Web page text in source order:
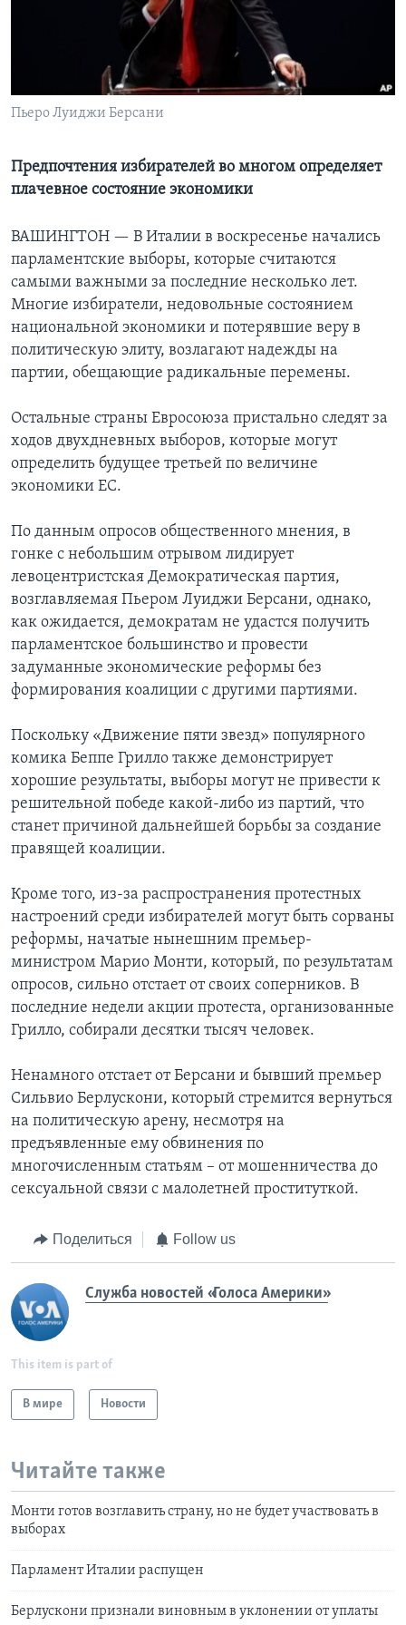
СОЦИАЛЬНЫЕ СЕТИ
Языки
Пьеро Луиджи Берсани
Предпочтения избирателей во многом определяет
плачевное состояние экономики
ВАШИНГТОН — В Италии в воскресенье начались
парламентские выборы, которые считаются
самыми важными за последние несколько лет.
Многие избиратели, недовольные состоянием
национальной экономики и потерявшие веру в
политическую элиту, возлагают надежды на
партии, обещающие радикальные перемены.
Остальные страны Евросоюза пристально следят за
ходов двухдневных выборов, которые могут
определить будущее третьей по величине
экономики ЕС.
По данным опросов общественного мнения, в
гонке с небольшим отрывом лидирует
левоцентристская Демократическая партия,
возглавляемая Пьером Луиджи Берсани, однако,
как ожидается, демократам не удастся получить
парламентское большинство и провести
задуманные экономические реформы без
формирования коалиции с другими партиями.
Поскольку «Движение пяти звезд» популярного
комика Беппе Грилло также демонстрирует
хорошие результаты, выборы могут не привести к
решительной победе какой-либо из партий, что
станет причиной дальнейшей борьбы за создание
правящей коалиции.
Кроме того, из-за распространения протестных
настроений среди избирателей могут быть сорваны
реформы, начатые нынешним премьер-
министром Марио Монти, который, по результатам
опросов, сильно отстает от своих соперников. В
последние недели акции протеста, организованные
Грилло, собирали десятки тысяч человек.
Ненамного отстает от Берсани и бывший премьер
Сильвио Берлускони, который стремится вернуться
на политическую арену, несмотря на
предъявленные ему обвинения по
многочисленным статьям – от мошенничества до
сексуальной связи с малолетней проституткой.
Поделиться Follow us
Служба новостей «Голоса Америки»
This item is part of
В мире Новости
Читайте также
Монти готов возглавить страну, но не будет участвовать в
выборах
Парламент Италии распущен
Берлускони признали виновным в уклонении от уплаты